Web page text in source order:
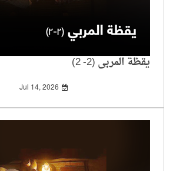
يقظة المربي (2- 2)
Jul 14, 2026